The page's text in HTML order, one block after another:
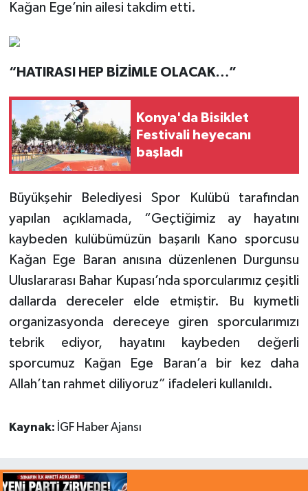
Kağan Ege’nin ailesi takdim etti.
“HATIRASI HEP BİZİMLE OLACAK…”
Konya'da Bisiklet
Festivali heyecanı
başladı
Büyükşehir Belediyesi Spor Kulübü tarafından
yapılan açıklamada, “Geçtiğimiz ay hayatını
kaybeden kulübümüzün başarılı Kano sporcusu
Kağan Ege Baran anısına düzenlenen Durgunsu
Uluslararası Bahar Kupası’nda sporcularımız çeşitli
dallarda dereceler elde etmiştir. Bu kıymetli
organizasyonda dereceye giren sporcularımızı
tebrik ediyor, hayatını kaybeden değerli
sporcumuz Kağan Ege Baran’a bir kez daha
Allah’tan rahmet diliyoruz” ifadeleri kullanıldı.
Kaynak: İGF Haber Ajansı